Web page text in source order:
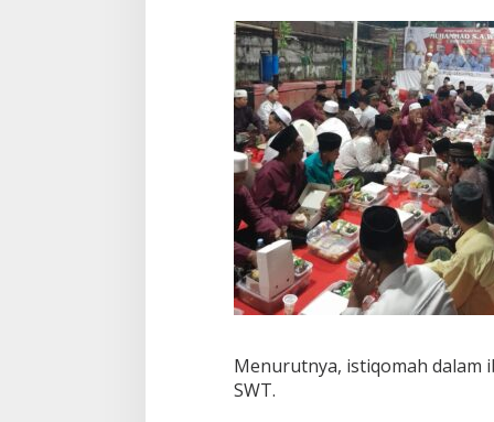
Menurutnya, istiqomah dalam
SWT.